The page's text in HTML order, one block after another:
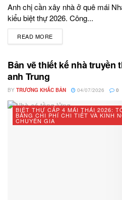
Anh chị cần xây nhà ở quê mái
kiểu biệt thự 2026. Công...
READ MORE
Bản vẽ thiết kế nhà truyền
anh Trung
BY TRƯƠNG KHẮC BẢN 04/07/2026 0
BIỆT THỰ CẤP 4 MÁI THÁI 2026:
BẢNG CHI PHÍ CHI TIẾT VÀ KINH
CHUYÊN GIA